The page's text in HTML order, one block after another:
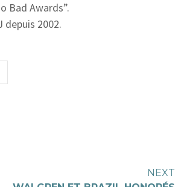
Bad Awards”.
depuis 2002.
NEXT